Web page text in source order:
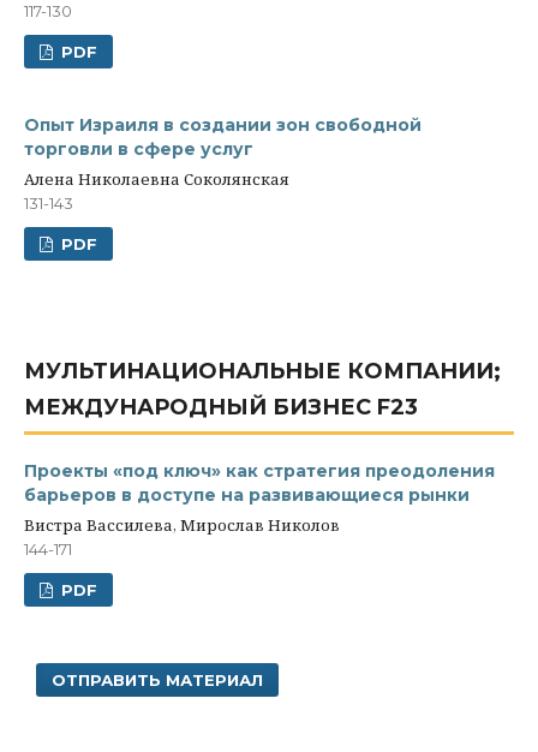
117-130
PDF
Опыт Израиля в создании зон свободной
торговли в сфере услуг
Алена Николаевна Соколянская
131-143
PDF
МУЛЬТИНАЦИОНАЛЬНЫЕ КОМПАНИИ;
МЕЖДУНАРОДНЫЙ БИЗНЕС F23
Проекты «под ключ» как стратегия преодоления
барьеров в доступе на развивающиеся рынки
Вистра Вассилева, Мирослав Николов
144-171
PDF
ОТПРАВИТЬ МАТЕРИАЛ